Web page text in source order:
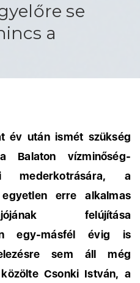
se
a
év után ismét szükség
Balaton vízminőség-
mederkotrására, a
erre alkalmas
felújítása
egy-másfél évig is
sem áll még
Csonki István, a